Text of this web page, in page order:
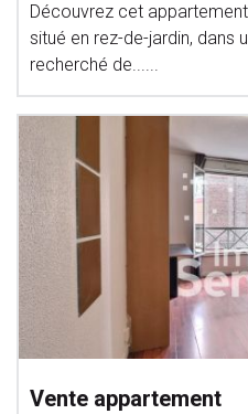
Découvrez cet
situé en rez-de-jardin, dans
recherché de......
Vente appartement